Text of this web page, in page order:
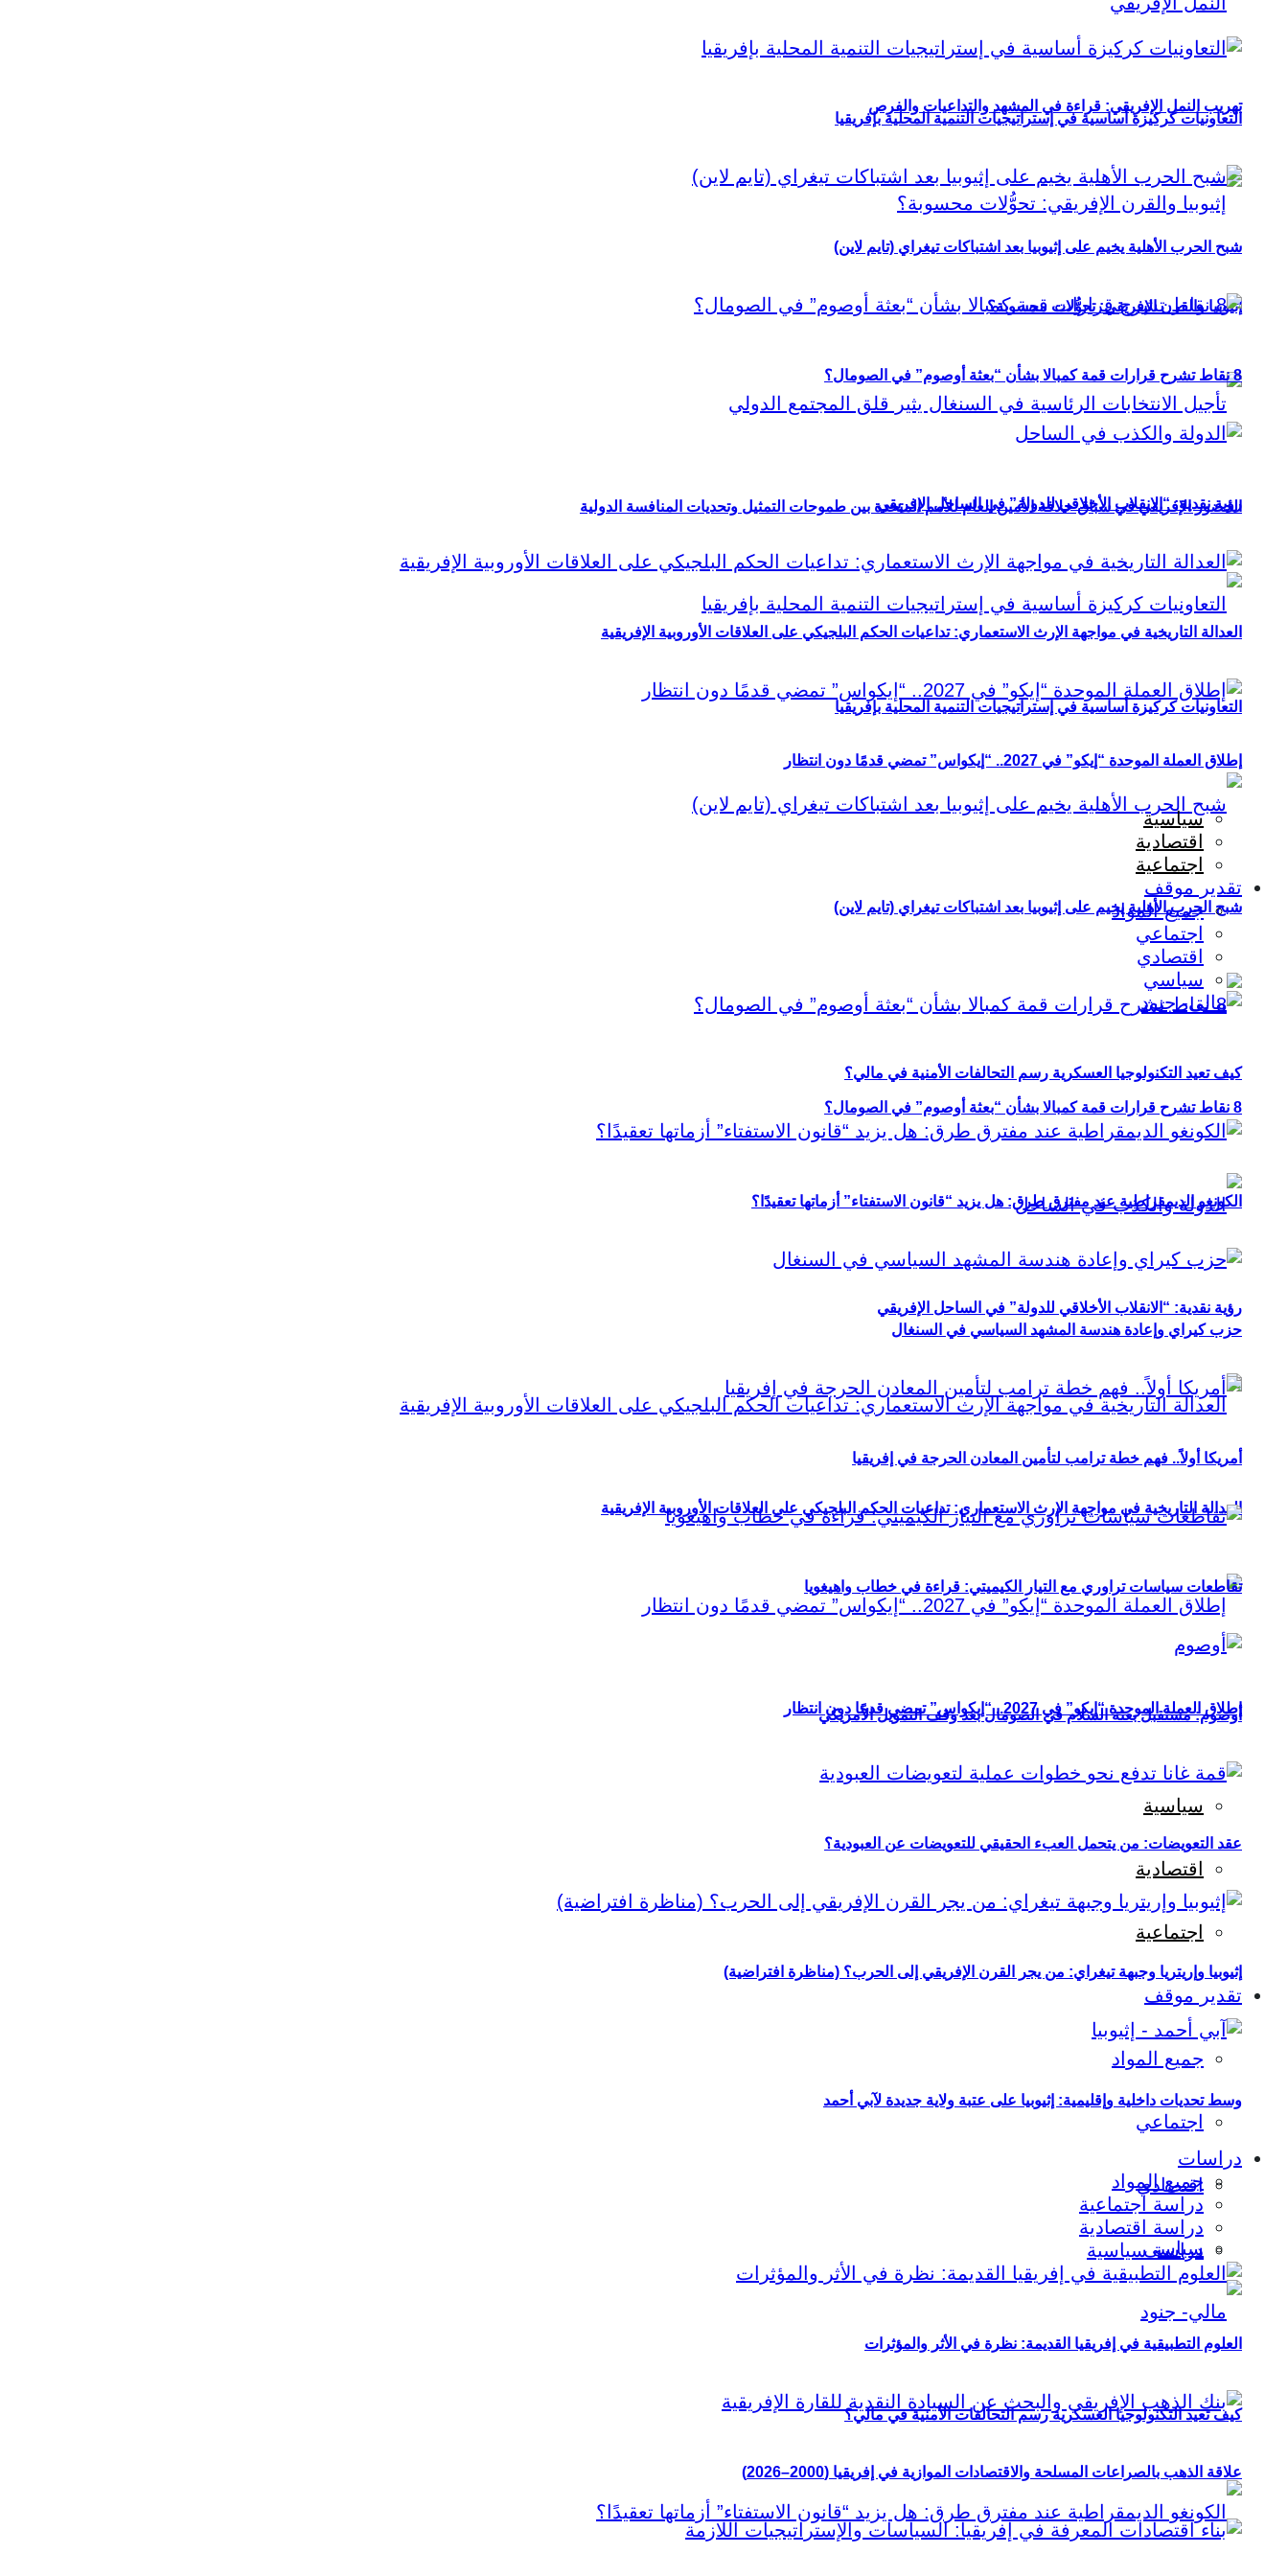
تهريب النمل الإفريقي: قراءة في المشهد والتداعيات والفرص
إثيوبيا والقرن الإفريقي: تحوُّلات محسوبة؟
الحضور الإفريقي في سباق خلافة الأمين العام للأمم المتحدة بين طموحات التمثيل وتحديات المنافسة الدولية
التعاونيات كركيزة أساسية في إستراتيجيات التنمية المحلية بإفريقيا
شبح الحرب الأهلية يخيم على إثيوبيا بعد اشتباكات تيغراي (تايم لاين)
8 نقاط تشرح قرارات قمة كمبالا بشأن “بعثة أوصوم” في الصومال؟
رؤية نقدية: “الانقلاب الأخلاقي للدولة” في الساحل الإفريقي
العدالة التاريخية في مواجهة الإرث الاستعماري: تداعيات الحكم البلجيكي على العلاقات الأوروبية الإفريقية
إطلاق العملة الموحدة “إيكو” في 2027.. “إيكواس” تمضي قدمًا دون انتظار
سياسية
اقتصادية
اجتماعية
تقدير موقف
جميع المواد
اجتماعي
اقتصادي
سياسي
كيف تعيد التكنولوجيا العسكرية رسم التحالفات الأمنية في مالي؟
التعاونيات كركيزة أساسية في إستراتيجيات التنمية المحلية بإفريقيا
شبح الحرب الأهلية يخيم على إثيوبيا بعد اشتباكات تيغراي (تايم لاين)
8 نقاط تشرح قرارات قمة كمبالا بشأن “بعثة أوصوم” في الصومال؟
رؤية نقدية: “الانقلاب الأخلاقي للدولة” في الساحل الإفريقي
العدالة التاريخية في مواجهة الإرث الاستعماري: تداعيات الحكم البلجيكي على العلاقات الأوروبية الإفريقية
إطلاق العملة الموحدة “إيكو” في 2027.. “إيكواس” تمضي قدمًا دون انتظار
سياسية
اقتصادية
اجتماعية
تقدير موقف
جميع المواد
اجتماعي
اقتصادي
سياسي
كيف تعيد التكنولوجيا العسكرية رسم التحالفات الأمنية في مالي؟
الكونغو الديمقراطية عند مفترق طرق: هل يزيد “قانون الاستفتاء” أزماتها تعقيدًا؟
حزب كيراي وإعادة هندسة المشهد السياسي في السنغال
أمريكا أولاً.. فهم خطة ترامب لتأمين المعادن الحرجة في إفريقيا
تقاطعات سياسات تراوري مع التيار الكيميتي: قراءة في خطاب واهيغويا
أوصوم: مستقبل بعثة السلام في الصومال بعد وقف التمويل الأمريكي
عقد التعويضات: من يتحمل العبء الحقيقي للتعويضات عن العبودية؟
إثيوبيا وإريتريا وجبهة تيغراي: من يجر القرن الإفريقي إلى الحرب؟ (مناظرة افتراضية)
وسط تحديات داخلية وإقليمية: إثيوبيا على عتبة ولاية جديدة لآبي أحمد
دراسات
جميع المواد
دراسة اجتماعية
دراسة اقتصادية
دراسة سياسية
العلوم التطبيقية في إفريقيا القديمة: نظرة في الأثر والمؤثرات
علاقة الذهب بالصراعات المسلحة والاقتصادات الموازية في إفريقيا (2000–2026)